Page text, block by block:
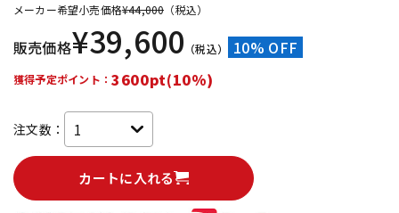
メーカー希望小売価格¥44,000 （税込）
販売価格¥39,600 （税込） 10% OFF
獲得予定ポイント：3600pt(10%)
注文数：
カートに入れる